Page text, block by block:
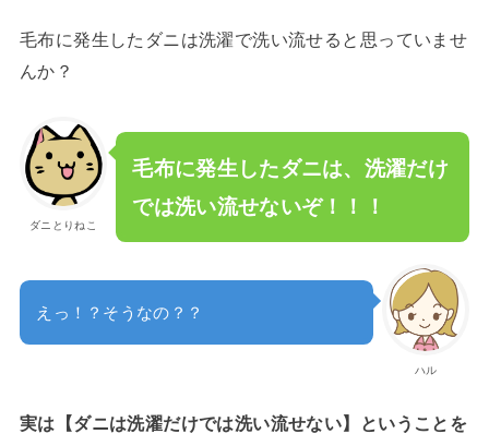
毛布に発生したダニは洗濯で洗い流せると思っていませ
んか？
ダニとりねこ
毛布に発生したダニは、洗濯だけ
では洗い流せないぞ！！！
ハル
えっ！？そうなの？？
実は【ダニは洗濯だけでは洗い流せない】ということを